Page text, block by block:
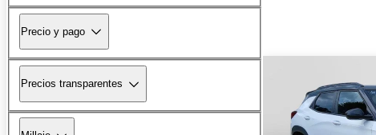
Precio y pago
Precios transparentes